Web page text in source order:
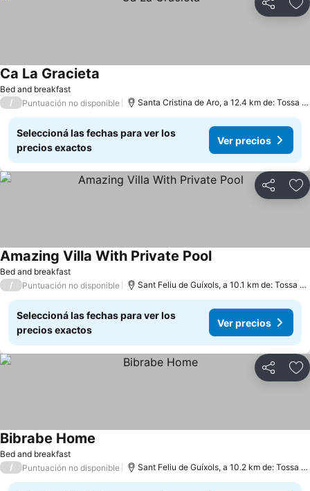
Compartir
Bed and breakfast
Ca La Gracieta
/ Puntuación no disponible Santa Cristina de Aro, a 12.4 km de: Tossa de Mar
Seleccioná las fechas para ver los
precios exactos
Ver precios
Compartir
Bed and breakfast
Amazing Villa With Private Pool
/ Puntuación no disponible Sant Feliu de Guíxols, a 10.1 km de: Tossa de Mar
Seleccioná las fechas para ver los
precios exactos
Ver precios
Compartir
Bed and breakfast
Bibrabe Home
/ Puntuación no disponible Sant Feliu de Guíxols, a 10.2 km de: Tossa de Mar